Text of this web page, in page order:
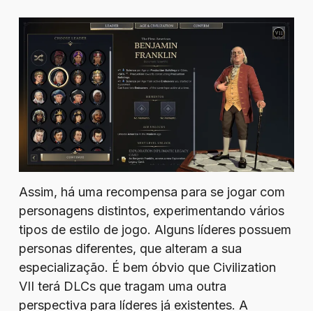
Assim, há uma recompensa para se jogar com
personagens distintos, experimentando vários
tipos de estilo de jogo. Alguns líderes possuem
personas diferentes, que alteram a sua
especialização. É bem óbvio que Civilization
VII terá DLCs que tragam uma outra
perspectiva para líderes já existentes. A